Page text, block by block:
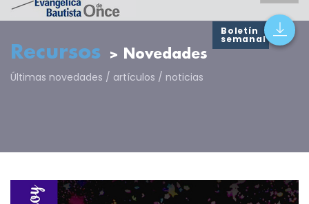
Boletín
semanal
Recursos > Novedades
Últimas novedades / artículos / noticias